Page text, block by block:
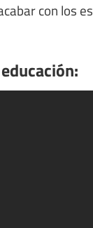
con los